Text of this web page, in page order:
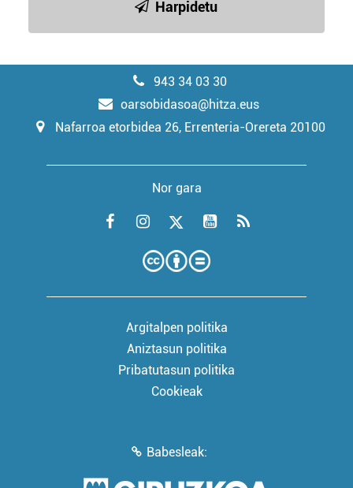
Harpidetu
943 34 03 30
oarsobidasoa@hitza.eus
Nafarroa etorbidea 26, Errenteria-Orereta 20100
Nor gara
Argitalpen politika
Aniztasun politika
Pribatutasun politika
Cookieak
Babesleak: